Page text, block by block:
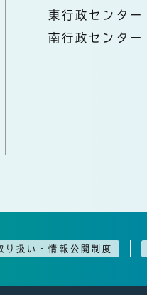
東行政センター
南行政センター
り扱い・情報公開制度